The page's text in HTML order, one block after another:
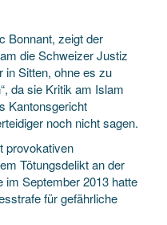
Bonnant, zeigt der
die Schweizer Justiz
in Sitten, ohne es zu
da sie Kritik am Islam
Kantonsgericht
noch nicht sagen.
provokativen
Tötungsdelikt an der
im September 2013 hatte
für gefährliche